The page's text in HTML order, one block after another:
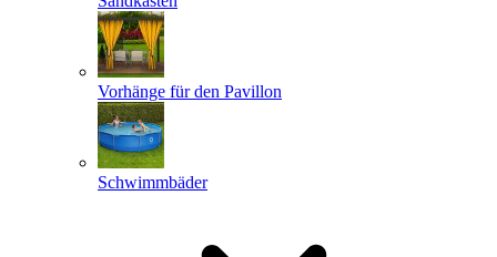
Vorhänge für den Pavillon
Schwimmbäder